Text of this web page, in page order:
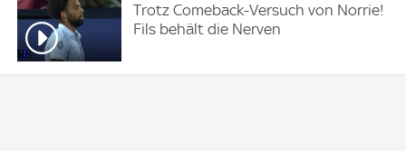
Trotz Comeback-Versuch von Norrie!
Fils behält die Nerven